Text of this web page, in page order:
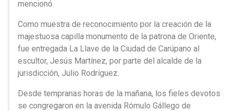
mencionó.
Como muestra de reconocimiento por la creación de la
majestuosa capilla monumento de la patrona de Oriente,
fue entregada La Llave de la Ciudad de Carúpano al
escultor, Jesús Martínez, por parte del alcalde de la
jurisdicción, Julio Rodríguez.
Desde tempranas horas de la mañana, los fieles devotos
se congregaron en la avenida Rómulo Gállego de